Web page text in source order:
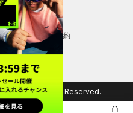
の表記 会員規約
All Rights Reserved.